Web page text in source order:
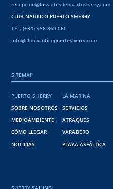
recepcion@lassuitesdepuertosherry.com
CLUB NAUTICO PUERTO SHERRY
TEL. (+34) 956 860 060
info@clubnauticopuertosherry.com
SITEMAP
PUERTO SHERRY
SOBRE NOSOTROS
MEDIOAMBIENTE
CÓMO LLEGAR
NOTICIAS
LA MARINA
SERVICIOS
ATRAQUES
VARADERO
PLAYA ASFÁLTICA